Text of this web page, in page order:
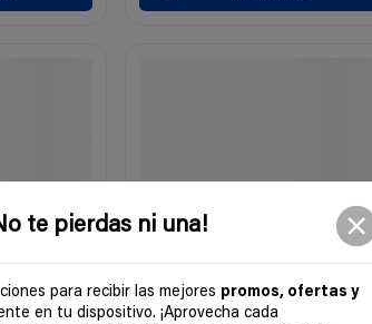
te pierdas ni una!
para recibir las mejores promos, ofertas y
en tu dispositivo. ¡Aprovecha cada